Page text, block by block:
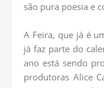
são pura poesia e
A Feira, que já é
já faz parte do
ano está sendo
produtoras Alice